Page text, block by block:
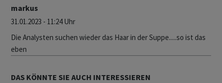
markus
31.01.2023 - 11:24 Uhr
Die Analysten suchen wieder das Haar in der Suppe.....so ist das
eben
DAS KÖNNTE SIE AUCH INTERESSIEREN